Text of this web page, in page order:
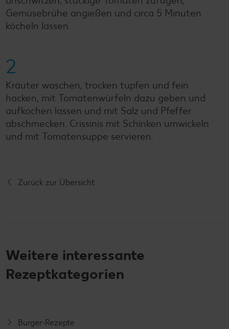
Gemüsebrühe angießen und circa 5 Minuten
köcheln lassen.
2
Kräuter waschen, trocken tupfen und fein
hacken, mit Tomatenwürfeln dazu geben und
aufkochen lassen und mit Salz und Pfeffer
abschmecken. Crissinis mit Schinken umwickeln
und mit Tomatensuppe servieren.
Zurück zur Übersicht
Weitere interessante
Rezeptkategorien
Burger-Rezepte